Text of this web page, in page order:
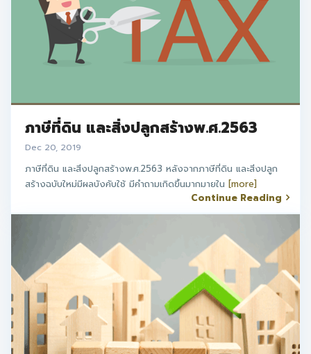
ภาษีที่ดิน และสิ่งปลูกสร้างพ.ศ.2563
Dec 20, 2019
ภาษีที่ดิน และสิ่งปลูกสร้างพ.ศ.2563 หลังจากภาษีที่ดิน และสิ่งปลูก
สร้างฉบับใหม่มีผลบังคับใช้ มีคำถามเกิดขึ้นมากมายใน [more]
Continue Reading